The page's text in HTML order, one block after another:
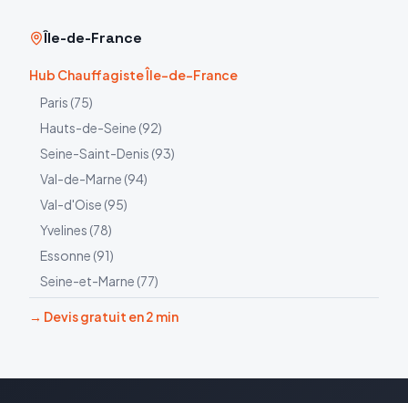
Île-de-France
Hub Chauffagiste Île-de-France
Paris (75)
Hauts-de-Seine (92)
Seine-Saint-Denis (93)
Val-de-Marne (94)
Val-d'Oise (95)
Yvelines (78)
Essonne (91)
Seine-et-Marne (77)
→ Devis gratuit en 2 min